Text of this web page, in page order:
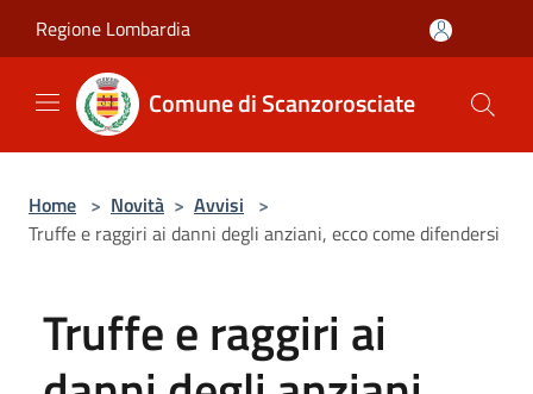
Regione Lombardia
Comune di Scanzorosciate
Home > Novità > Avvisi >
Truffe e raggiri ai danni degli anziani, ecco come difendersi
Truffe e raggiri ai